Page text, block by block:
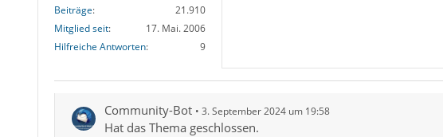
Beiträge
21.910
Mitglied seit
17. Mai. 2006
Hilfreiche Antworten
9
Community-Bot 3. September 2024 um 19:58
Hat das Thema geschlossen.